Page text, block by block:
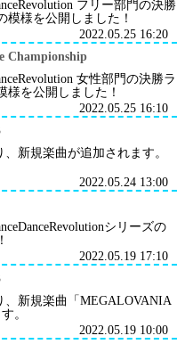
フリー部門の決勝
模様を公開しました！
2022.05.25 16:20
Championship
女性部門の決勝ラ
様を公開しました！
2022.05.25 16:10
新規楽曲が追加されます。
2022.05.24 13:00
シリーズの
2022.05.19 17:10
、新規楽曲「MEGALOVANIA
。
2022.05.19 10:00